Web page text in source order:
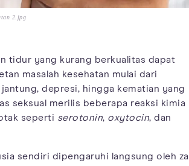
2.jpg
tidur yang kurang berkualitas dapat
masalah kesehatan mulai dari
depresi, hingga kematian yang
seksual merilis beberapa reaksi kimia
seperti serotonin, oxytocin, dan
sendiri dipengaruhi langsung oleh